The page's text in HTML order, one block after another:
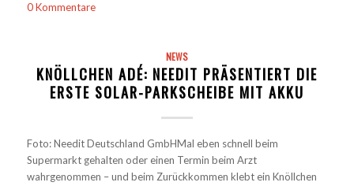
0 Kommentare
NEWS
KNÖLLCHEN ADÉ: NEEDIT PRÄSENTIERT DIE
ERSTE SOLAR-PARKSCHEIBE MIT AKKU
Foto: Needit Deutschland GmbHMal eben schnell beim
Supermarkt gehalten oder einen Termin beim Arzt
wahrgenommen – und beim Zurückkommen klebt ein Knöllchen